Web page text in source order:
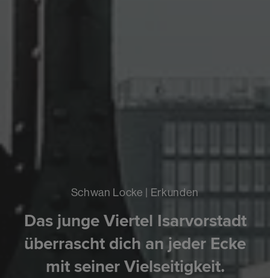
Schwan Locke | Erkunden
Das junge Viertel Isarvorstadt
überrascht dich an jeder Ecke
mit seiner Vielseitigkeit.